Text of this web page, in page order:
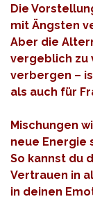
Die
mit Ängsten
Aber die
vergeblich zu
verbergen –
als auch für
Mischungen
neue Energie
So kannst du
Vertrauen in
in deinen